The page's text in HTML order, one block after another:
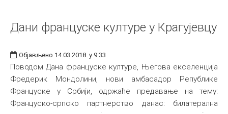
Дани француске културе у Крагујевцу
Објављено 14.03.2018. у 9:33
Поводом Дана француске културе, Његова екселенција
Фредерик Мондолини, нови амбасадор Републике
Француске у Србији, одржаће предавање на тему:
Француско-српско партнерство данас: билатерална